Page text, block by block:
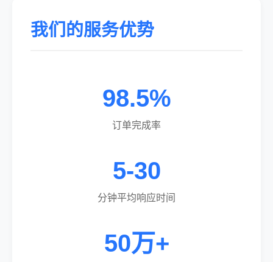
我们的服务优势
98.5%
订单完成率
5-30
分钟平均响应时间
50万+